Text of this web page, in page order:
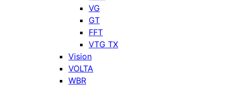
VG
GT
FFT
VTG TX
Vision
VOLTA
WBR